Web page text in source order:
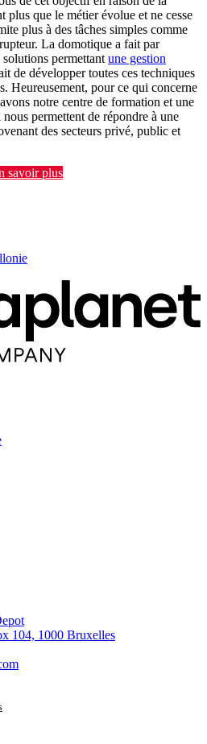
plus que le métier évolue et ne cesse
plus à des tâches simples comme
La domotique a fait par
permettant une gestion
de développer toutes ces techniques
Heureusement, pour ce qui concerne
notre centre de formation et une
permettent de répondre à une
des secteurs privé, public et
savoir plus
104, 1000 Bruxelles